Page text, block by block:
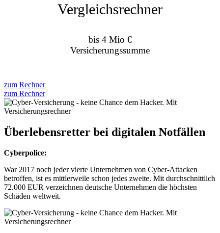
Vergleichsrechner
bis 4 Mio €
Versicherungssumme
zum Rechner
zum Rechner
Überlebensretter bei digitalen Notfällen
Cyberpolice:
War 2017 noch jeder vierte Unternehmen von Cyber-Attacken
betroffen, ist es mittlerweile schon jedes zweite. Mit durchschnittlich
72.000 EUR verzeichnen deutsche Unternehmen die höchsten
Schäden weltweit.